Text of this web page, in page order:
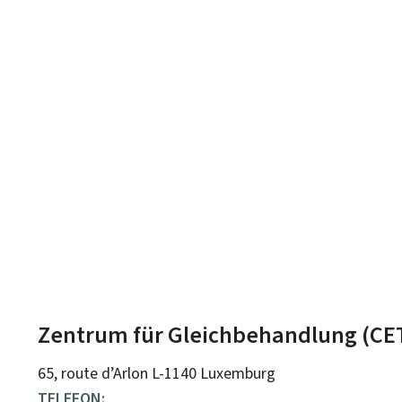
Zentrum für Gleichbehandlung
ADRESSE:
65, route d’Arlon L-1140 Luxemburg